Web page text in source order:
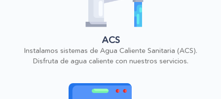
ACS
Instalamos sistemas de Agua Caliente Sanitaria (ACS).
Disfruta de agua caliente con nuestros servicios.